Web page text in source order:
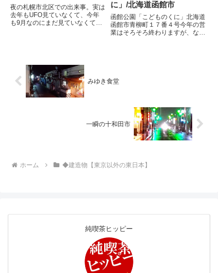
夜の札幌市北区での出来事。実は
去年もUFO見ていなくて、今年
も9月なのにまだ見ていなくて。
度は...
に」/北海道函館市
函館公園「こどものくに」北海道
函館市青柳町１７番４号今年の営
業はそろそろ終わりますが、なん
し...
みゆき食堂
一瞬の十和田市
ホーム ◆建造物【東京以外の東日本】
純喫茶ヒッピー